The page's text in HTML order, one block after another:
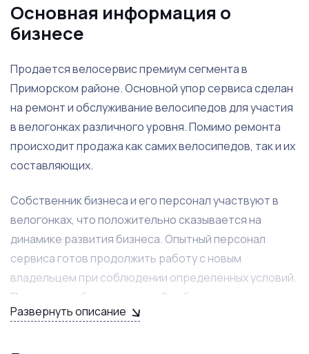
Основная информация о
бизнесе
Продается велосервис премиум сегмента в
Приморском районе. Основной упор сервиса сделан
на ремонт и обслуживание велосипедов для участия
в велогонках различного уровня. Помимо ремонта
происходит продажа как самих велосипедов, так и их
составляющих.
Собственник бизнеса и его персонал участвуют в
велогонках, что положительно сказывается на
динамике развития бизнеса. Опытный персонал
сервиса готов продолжить работу с новым
владельцем при соблюдении определенных условий.
Полностью оборудованные 2 рабочих места не
потребуют никаких вложений в закупку или замену
Развернуть описание